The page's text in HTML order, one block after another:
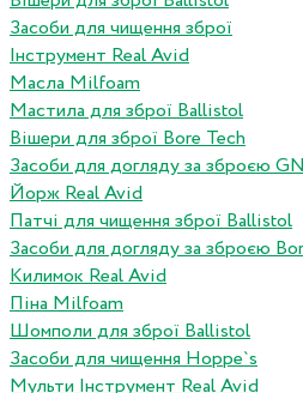
Засоби для чищення зброї
Інструмент Real Avid
Масла Milfoam
Мастила для зброї Ballistol
Вішери для зброї Bore Tech
Засоби для догляду за зброєю
Йорж Real Avid
Патчі для чищення зброї Ballistol
Засоби для догляду за зброєю
Килимок Real Avid
Піна Milfoam
Шомполи для зброї Ballistol
Засоби для чищення Hoppe`s
Мульти Інструмент Real Avid